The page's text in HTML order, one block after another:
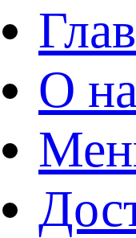
О